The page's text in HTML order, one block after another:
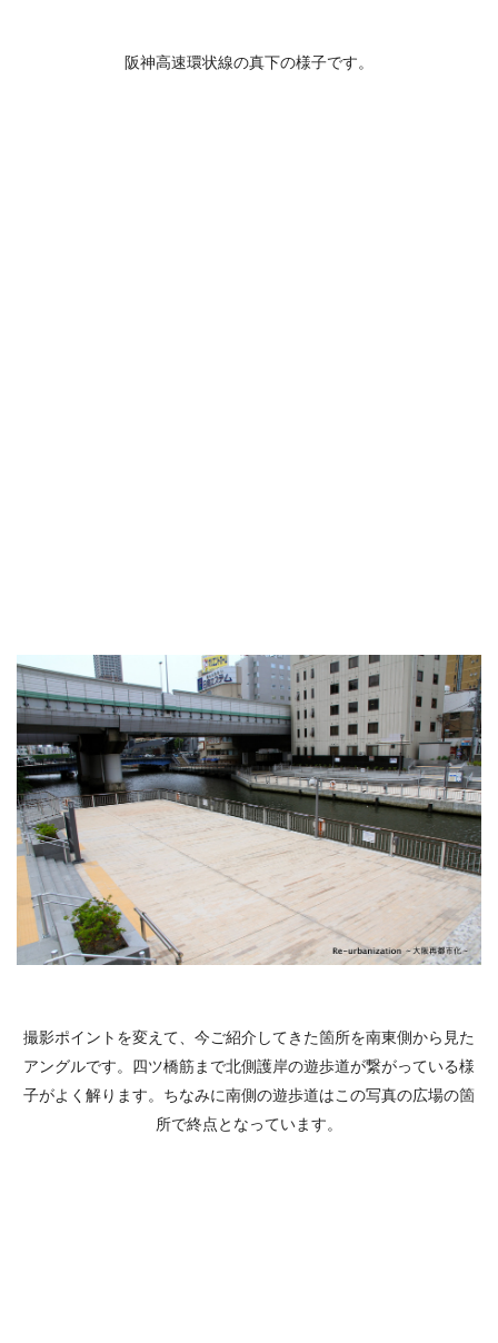
阪神高速環状線の真下の様子です。
撮影ポイントを変えて、今ご紹介してきた箇所を南東側から見た
アングルです。四ツ橋筋まで北側護岸の遊歩道が繋がっている様
子がよく解ります。ちなみに南側の遊歩道はこの写真の広場の箇
所で終点となっています。